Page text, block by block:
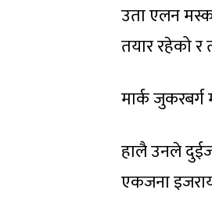
उता एलन
तयार रहेको र
मार्क जुकरबर्ग
हालै उनले
एकजना